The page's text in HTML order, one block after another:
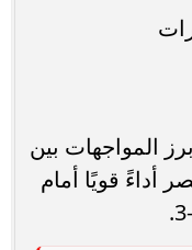
المواجهات بين
أداءً قويًا أمام